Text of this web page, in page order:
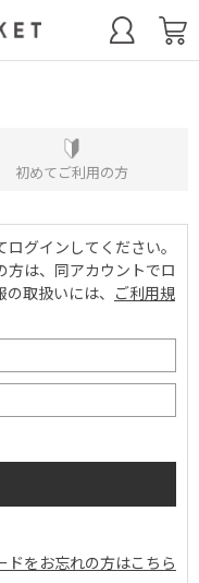
初めてご利用の方
グインしてください。
は、同アカウントでロ
取扱いには、 ご利用規
ドをお忘れの方はこちら